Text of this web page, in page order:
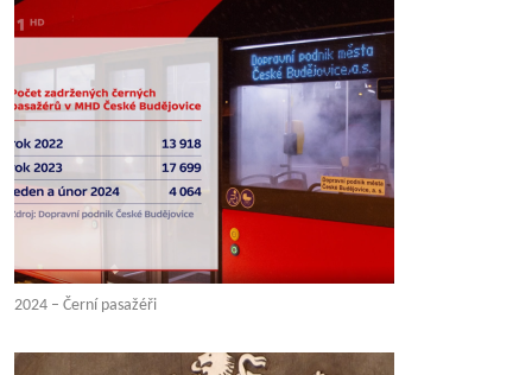
2024 – Černí pasažéři